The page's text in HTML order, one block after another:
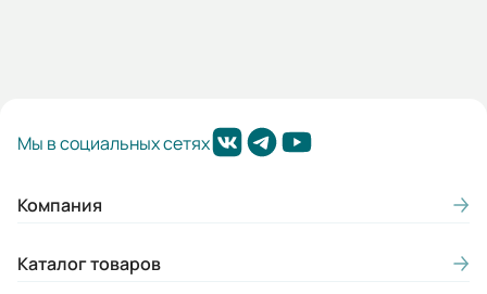
Мы в социальных сетях
Компания
Каталог товаров